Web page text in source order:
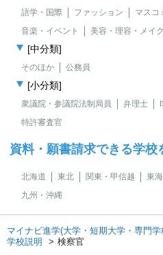
語学・国際 ファッション
マスコ
音楽・イベント
美容・理容・メイ
[中分類]
そのほか 公務員
[小分類]
衆議院・参議院法制局員 弁理士
特許審査官
資料・願書請求できる学校
北海道 東北 関東・甲信越 東
九州・沖縄
マイナビ進学(大学・短期大学・専門学
学校説明
検察官